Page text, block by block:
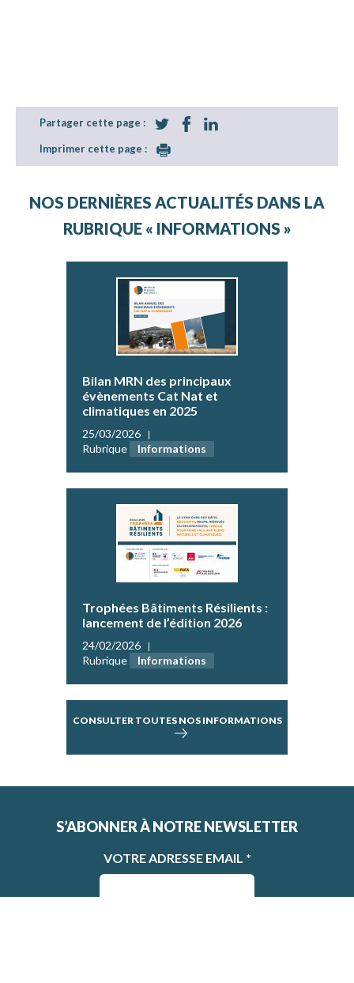
Partager cette page :
Imprimer cette page :
NOS DERNIÈRES ACTUALITÉS DANS LA
RUBRIQUE « INFORMATIONS »
Bilan MRN des principaux
évènements Cat Nat et
climatiques en 2025
25/03/2026
Rubrique
Informations
Trophées Bâtiments Résilients :
lancement de l’édition 2026
24/02/2026
Rubrique
Informations
CONSULTER TOUTES NOS INFORMATIONS
S’ABONNER À NOTRE NEWSLETTER
VOTRE ADRESSE EMAIL *